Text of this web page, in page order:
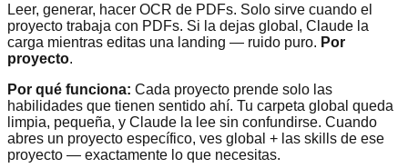
Leer, generar, hacer OCR de PDFs. Solo sirve cuando el
proyecto trabaja con PDFs. Si la dejas global, Claude la
carga mientras editas una landing — ruido puro. Por
proyecto.
Por qué funciona: Cada proyecto prende solo las
habilidades que tienen sentido ahí. Tu carpeta global queda
limpia, pequeña, y Claude la lee sin confundirse. Cuando
abres un proyecto específico, ves global + las skills de ese
proyecto — exactamente lo que necesitas.